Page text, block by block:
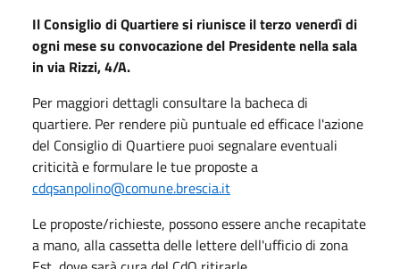
Il Consiglio di Quartiere si riunisce il terzo venerdì di
ogni mese su convocazione del Presidente nella sala
in via Rizzi, 4/A.
Per maggiori dettagli consultare la bacheca di
quartiere. Per rendere più puntuale ed efficace l'azione
del Consiglio di Quartiere puoi segnalare eventuali
criticità e formulare le tue proposte a
cdqsanpolino@comune.brescia.it
Le proposte/richieste, possono essere anche recapitate
a mano, alla cassetta delle lettere dell'ufficio di zona